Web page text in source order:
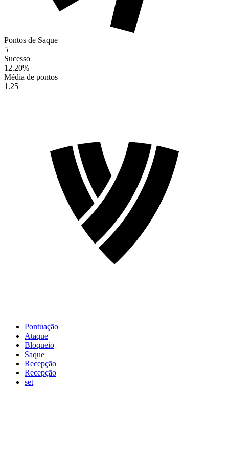
Pontos de Saque
5
Sucesso
12.20%
Média de pontos
1.25
Pontuação
Ataque
Bloqueio
Saque
Recepção
Recepção
set